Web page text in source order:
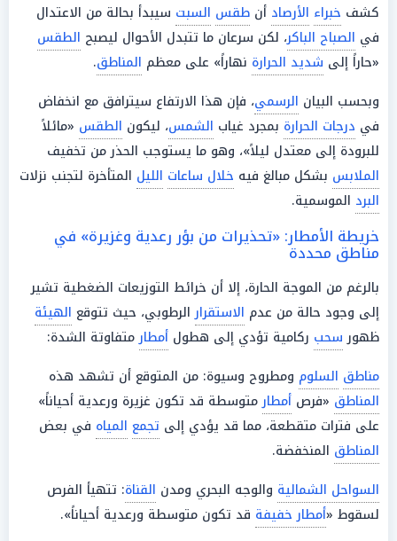
كشف خبراء الأرصاد أن طقس السبت سيبدأ بحالة من الاعتدال
في الصباح الباكر، لكن سرعان ما تتبدل الأحوال ليصبح الطقس
«حاراً إلى شديد الحرارة نهاراً» على معظم المناطق.
وبحسب البيان الرسمي، فإن هذا الارتفاع سيترافق مع انخفاض
في درجات الحرارة بمجرد غياب الشمس، ليكون الطقس «مائلاً
للبرودة إلى معتدل ليلاً»، وهو ما يستوجب الحذر من تخفيف
الملابس بشكل مبالغ فيه خلال ساعات الليل المتأخرة لتجنب نزلات
البرد الموسمية.
خريطة الأمطار: «تحذيرات من بؤر رعدية وغزيرة» في
مناطق محددة
بالرغم من الموجة الحارة، إلا أن خرائط التوزيعات الضغطية تشير
إلى وجود حالة من عدم الاستقرارالرطوبي، حيث تتوقع الهيئة
ظهورسحب ركامية تؤدي إلى هطول أمطارمتفاوتة الشدة:
مناطق السلوم ومطروح وسيوة: من المتوقع أن تشهد هذه
المناطق «فرص أمطارمتوسطة قد تكون غزيرة ورعدية أحياناً»
على فترات متقطعة، مما قد يؤدي إلى تجمع المياه في بعض
المناطق المنخفضة.
السواحل الشمالية والوجه البحري ومدن القناة: تتهيأ الفرص
لسقوط «أمطار خفيفة قد تكون متوسطة ورعدية أحياناً».